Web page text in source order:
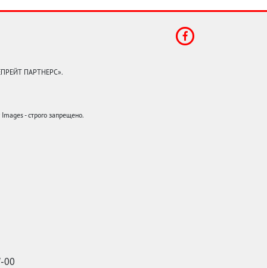
ПАРТНЕРС».
- строго запрещено.
00